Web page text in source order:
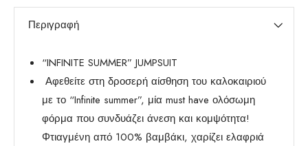
Περιγραφή
“INFINITE SUMMER” JUMPSUIT
Αφεθείτε στη δροσερή αίσθηση του καλοκαιριού
με το “Infinite summer”, μία must have ολόσωμη
φόρμα που συνδυάζει άνεση και κομψότητα!
Φτιαγμένη από 100% βαμβάκι, χαρίζει ελαφριά